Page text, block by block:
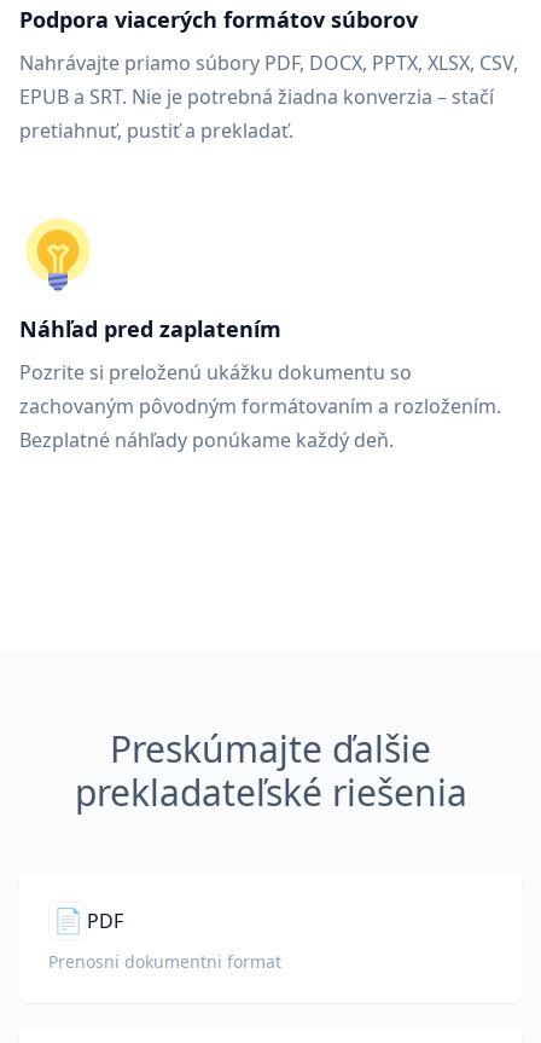
Podpora viacerých formátov súborov
Nahrávajte priamo súbory PDF, DOCX, PPTX, XLSX, CSV,
EPUB a SRT. Nie je potrebná žiadna konverzia – stačí
pretiahnuť, pustiť a prekladať.
Náhľad pred zaplatením
Pozrite si preloženú ukážku dokumentu so
zachovaným pôvodným formátovaním a rozložením.
Bezplatné náhľady ponúkame každý deň.
Preskúmajte ďalšie
prekladateľské riešenia
📄 PDF
Prenosni dokumentni format